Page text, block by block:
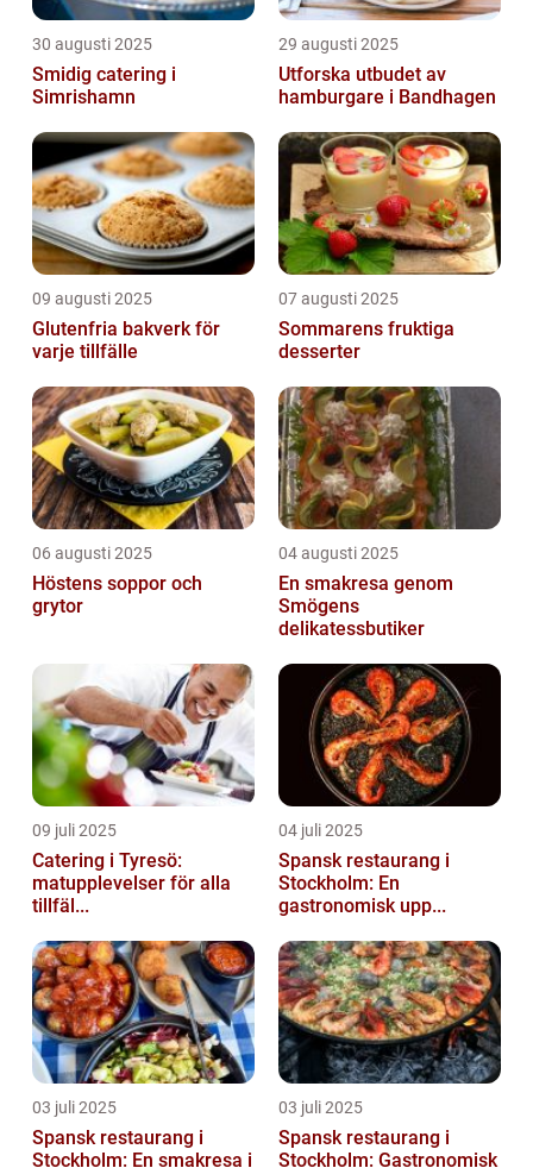
30 augusti 2025
Smidig catering i
Simrishamn
29 augusti 2025
Utforska utbudet av
hamburgare i Bandhagen
09 augusti 2025
Glutenfria bakverk för
varje tillfälle
07 augusti 2025
Sommarens fruktiga
desserter
06 augusti 2025
Höstens soppor och
grytor
04 augusti 2025
En smakresa genom
Smögens
delikatessbutiker
09 juli 2025
Catering i Tyresö:
matupplevelser för alla
tillfäl...
04 juli 2025
Spansk restaurang i
Stockholm: En
gastronomisk upp...
03 juli 2025
Spansk restaurang i
Stockholm: En smakresa i
03 juli 2025
Spansk restaurang i
Stockholm: Gastronomisk